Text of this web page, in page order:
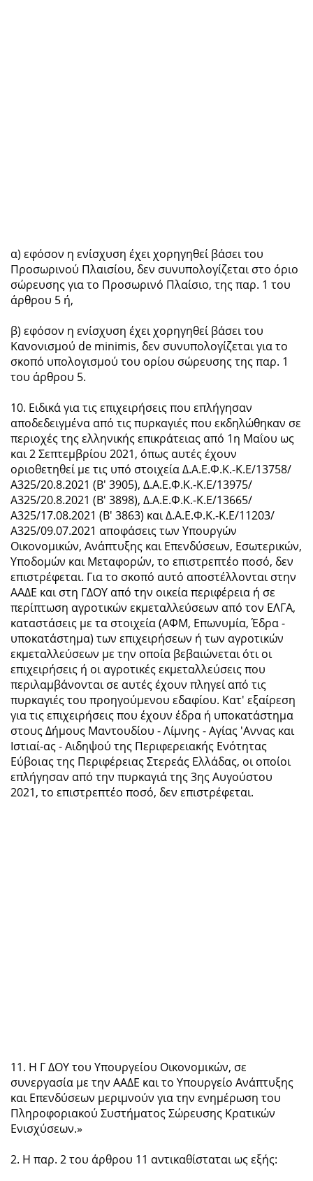
α) εφόσον η ενίσχυση έχει χορηγηθεί βάσει του
Προσωρινού Πλαισίου, δεν συνυπολογίζεται στο όριο
σώρευσης για το Προσωρινό Πλαίσιο, της παρ. 1 του
άρθρου 5 ή,
β) εφόσον η ενίσχυση έχει χορηγηθεί βάσει του
Κανονισμού de minimis, δεν συνυπολογίζεται για το
σκοπό υπολογισμού του ορίου σώρευσης της παρ. 1
του άρθρου 5.
10. Ειδικά για τις επιχειρήσεις που επλήγησαν
αποδεδειγμένα από τις πυρκαγιές που εκδηλώθηκαν σε
περιοχές της ελληνικής επικράτειας από 1η Μαΐου ως
και 2 Σεπτεμβρίου 2021, όπως αυτές έχουν
οριοθετηθεί με τις υπό στοιχεία Δ.Α.Ε.Φ.Κ.-Κ.Ε/13758/
Α325/20.8.2021 (Β' 3905), Δ.Α.Ε.Φ.Κ.-Κ.Ε/13975/
Α325/20.8.2021 (Β' 3898), Δ.Α.Ε.Φ.Κ.-Κ.Ε/13665/
Α325/17.08.2021 (Β' 3863) και Δ.Α.Ε.Φ.Κ.-Κ.Ε/11203/
Α325/09.07.2021 αποφάσεις των Υπουργών
Οικονομικών, Ανάπτυξης και Επενδύσεων, Εσωτερικών,
Υποδομών και Μεταφορών, το επιστρεπτέο ποσό, δεν
επιστρέφεται. Για το σκοπό αυτό αποστέλλονται στην
ΑΑΔΕ και στη ΓΔΟΥ από την οικεία περιφέρεια ή σε
περίπτωση αγροτικών εκμεταλλεύσεων από τον ΕΛΓΑ,
καταστάσεις με τα στοιχεία (ΑΦΜ, Επωνυμία, Έδρα -
υποκατάστημα) των επιχειρήσεων ή των αγροτικών
εκμεταλλεύσεων με την οποία βεβαιώνεται ότι οι
επιχειρήσεις ή οι αγροτικές εκμεταλλεύσεις που
περιλαμβάνονται σε αυτές έχουν πληγεί από τις
πυρκαγιές του προηγούμενου εδαφίου. Κατ' εξαίρεση
για τις επιχειρήσεις που έχουν έδρα ή υποκατάστημα
στους Δήμους Μαντουδίου - Λίμνης - Αγίας 'Αννας και
Ιστιαί-ας - Αιδηψού της Περιφερειακής Ενότητας
Εύβοιας της Περιφέρειας Στερεάς Ελλάδας, οι οποίοι
επλήγησαν από την πυρκαγιά της 3ης Αυγούστου
2021, το επιστρεπτέο ποσό, δεν επιστρέφεται.
11. Η Γ ΔΟΥ του Υπουργείου Οικονομικών, σε
συνεργασία με την ΑΑΔΕ και το Υπουργείο Ανάπτυξης
και Επενδύσεων μεριμνούν για την ενημέρωση του
Πληροφοριακού Συστήματος Σώρευσης Κρατικών
Ενισχύσεων.»
2. Η παρ. 2 του άρθρου 11 αντικαθίσταται ως εξής: